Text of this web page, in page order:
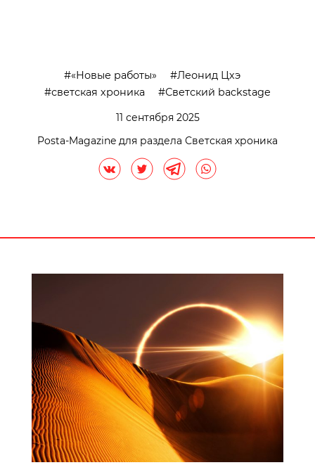
«Новые работы»
Леонид Цхэ
светская хроника
Светский backstage
11 сентября 2025
Posta-Magazine для раздела Светская хроника